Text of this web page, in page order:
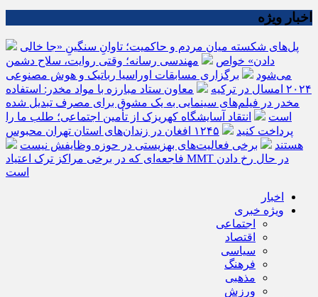
اخبار ویژه
پل‌های شکسته میان مردم و حاکمیت؛ تاوانِ سنگینِ «جا خالی
دادن» خواص
مهندسی رسانه؛ وقتی روایت، سلاح دشمن
می‌شود
برگزاری مسابقات اوراسیا رباتیک و هوش مصنوعی
۲۰۲۴ امسال در ترکیه
معاون ستاد مبارزه با مواد مخدر: استفاده
مخدر در فیلم‌های سینمایی به یک مشوق برای مصرف تبدیل شده
است
انتقاد آسایشگاه کهریزک از تأمین اجتماعی؛ طلب ما را
پرداخت کنید
۱۲۴۵ افغان در زندان‌های استان تهران محبوس
هستند
برخی فعالیت‌های بهزیستی در حوزه وظایفش نیست
فاجعه‌ای که در برخی مراکز ترک اعتیاد MMT در حال رخ دادن
است
اخبار
ویژه خبری
اجتماعی
اقتصاد
سیاسی
فرهنگ
مذهبی
ورزش